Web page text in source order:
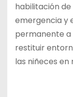
habilitación
emergencia y
permanente a
restituir
las niñeces